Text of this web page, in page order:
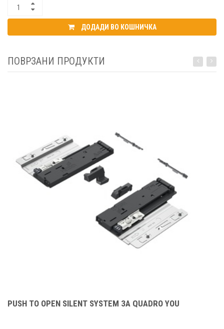
ДОДАДИ ВО КОШНИЧКА
ПОВРЗАНИ ПРОДУКТИ
PUSH TO OPEN SILENT SYSTEM ЗА QUADRO YOU